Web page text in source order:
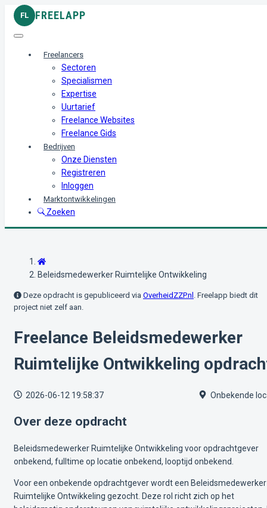
FL FREELAPP
Freelancers
Sectoren
Specialismen
Expertise
Uurtarief
Freelance Websites
Freelance Gids
Bedrijven
Onze Diensten
Registreren
Inloggen
Marktontwikkelingen
Zoeken
Beleidsmedewerker Ruimtelijke Ontwikkeling
Deze opdracht is gepubliceerd via OverheidZZP.nl . Freelapp biedt dit
project niet zelf aan.
Freelance Beleidsmedewerker
Ruimtelijke Ontwikkeling
2026-06-12 19:58:37 Onbekende
Over deze opdracht
Beleidsmedewerker Ruimtelijke Ontwikkeling voor opdrachtgever
onbekend, fulltime op locatie onbekend, looptijd onbekend.
Voor een onbekende opdrachtgever wordt een Beleidsmedewerker
Ruimtelijke Ontwikkeling gezocht. Deze rol richt zich op het